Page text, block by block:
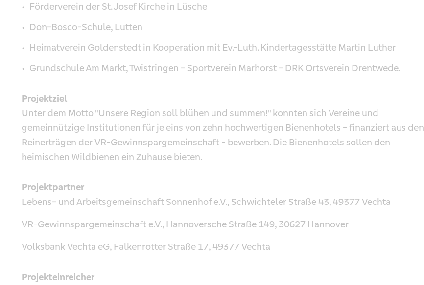
Förderverein der St. Josef Kirche in Lüsche
Don-Bosco-Schule, Lutten
Heimatverein Goldenstedt in Kooperation mit Ev.-Luth. Kindertagesstätte Martin Luther
Grundschule Am Markt, Twistringen - Sportverein Marhorst - DRK Ortsverein Drentwede.
Projektziel
Unter dem Motto "Unsere Region soll blühen und summen!" konnten sich Vereine und
gemeinnützige Institutionen für je eins von zehn hochwertigen Bienenhotels - finanziert aus den
Reinerträgen der VR-Gewinnspargemeinschaft - bewerben. Die Bienenhotels sollen den
heimischen Wildbienen ein Zuhause bieten.
Projektpartner
Lebens- und Arbeitsgemeinschaft Sonnenhof e.V., Schwichteler Straße 43, 49377 Vechta
VR-Gewinnspargemeinschaft e.V., Hannoversche Straße 149, 30627 Hannover
Volksbank Vechta eG, Falkenrotter Straße 17, 49377 Vechta
Projekteinreicher